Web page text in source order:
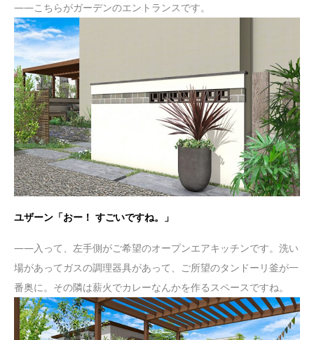
——こちらがガーデンのエントランスです。
ユザーン「おー！ すごいですね。」
——入って、左手側がご希望のオープンエアキッチンです。洗い
場があってガスの調理器具があって、ご所望のタンドーリ釜が一
番奥に。その隣は薪火でカレーなんかを作るスペースですね。